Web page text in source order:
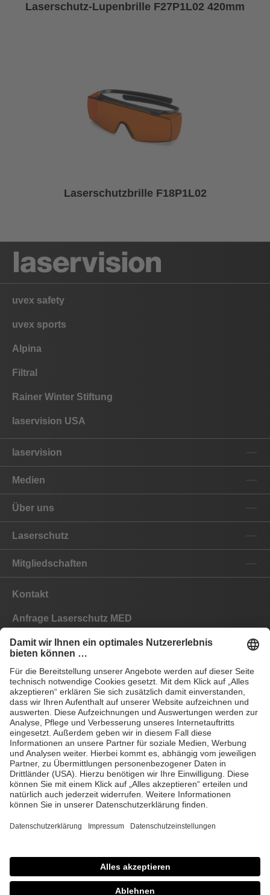
Laserschutz-Lupenbrille F27P1L02 420mm
Laserschutzbrille F18P1L02
uvex safety
uvex sports
Alpina
Filtral
Rainer Winter Stiftung
laservision USA
laservision
Medien
Über uns
Laserschutz
Mitgliedschaften
Kontakt
Anfrage Laserschutz MED
Anfrage Laserschutz IND
EYEPRO Schutzstufenrechner
Gebrauchsanleitungen
Häufige Fragen
CE